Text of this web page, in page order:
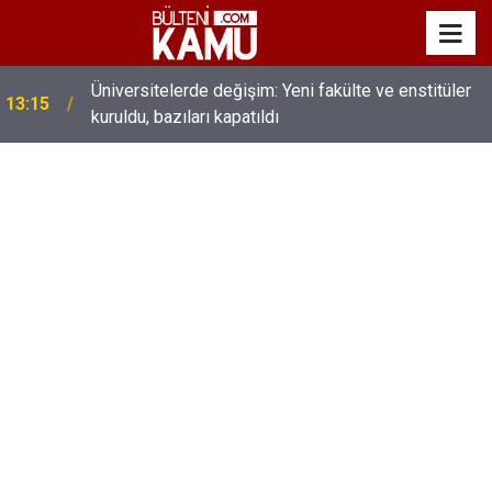
13:00
MEB’de üst düzey değişim: Genel müdürler değişti,
yeni isimler atandı